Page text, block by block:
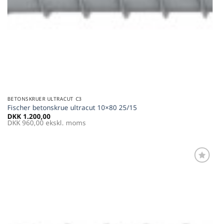
BETONSKRUER ULTRACUT C3
Fischer betonskrue ultracut 10×80 25/15
DKK 1.200,00
DKK 960,00 ekskl. moms